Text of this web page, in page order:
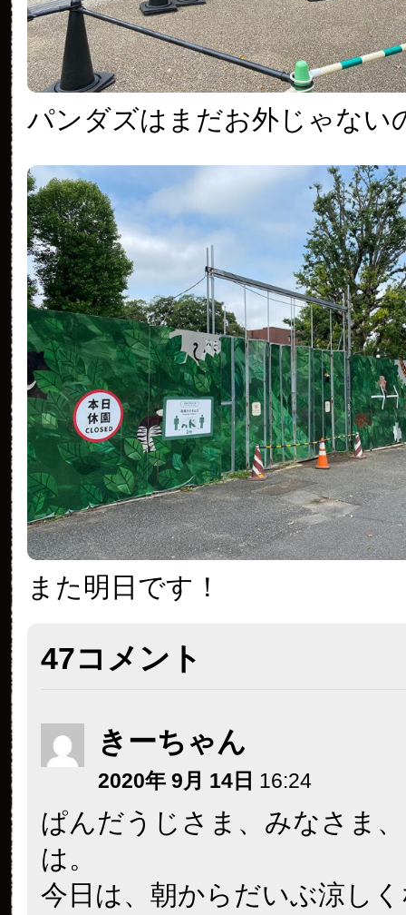
パンダズはまだお外じゃない
また明日です！
47コメント
きーちゃん
2020年 9月 14日 16:24
ぱんだうじさま、みなさま
は。
今日は、朝からだいぶ涼し